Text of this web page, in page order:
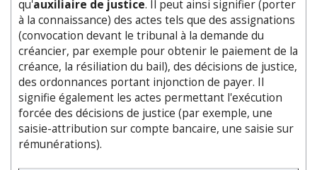
qu'auxiliaire de justice. Il peut ainsi signifier (porter
à la connaissance) des actes tels que des assignations
(convocation devant le tribunal à la demande du
créancier, par exemple pour obtenir le paiement de la
créance, la résiliation du bail), des décisions de justice,
des ordonnances portant injonction de payer. Il
signifie également les actes permettant l'exécution
forcée des décisions de justice (par exemple, une
saisie-attribution sur compte bancaire, une saisie sur
rémunérations).